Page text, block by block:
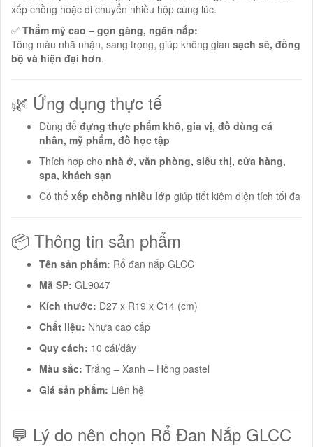
xếp chồng hoặc di chuyển nhiều hộp cùng lúc.
✅ Thẩm mỹ cao – gọn gàng, ngăn nắp:
Tông màu nhã nhặn, sang trọng, giúp không gian sạch sẽ, đồng
bộ và hiện đại hơn.
🌿 Ứng dụng thực tế
Dùng để đựng thực phẩm khô, gia vị, đồ dùng cá
nhân, mỹ phẩm, đồ học tập
Thích hợp cho nhà ở, văn phòng, siêu thị, cửa hàng,
spa, khách sạn
Có thể xếp chồng nhiều lớp giúp tiết kiệm diện tích tối đa
📦 Thông tin sản phẩm
Tên sản phẩm: Rổ đan nắp GLCC
Mã SP: GL9047
Kích thước: D27 x R19 x C14 (cm)
Chất liệu: Nhựa cao cấp
Quy cách: 10 cái/dây
Màu sắc: Trắng – Xanh – Hồng pastel
Giá sản phẩm: Liên hệ
💬 Lý do nên chọn Rổ Đan Nắp GLCC